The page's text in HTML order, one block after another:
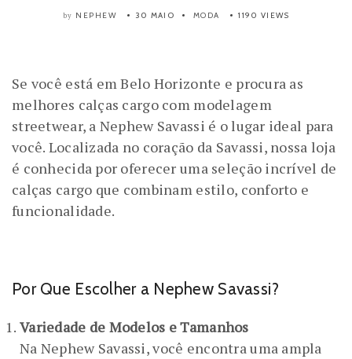
by NEPHEW 30 MAIO MODA 1190 VIEWS
Se você está em Belo Horizonte e procura as
melhores calças cargo com modelagem
streetwear, a Nephew Savassi é o lugar ideal para
você. Localizada no coração da Savassi, nossa loja
é conhecida por oferecer uma seleção incrível de
calças cargo que combinam estilo, conforto e
funcionalidade.
Por Que Escolher a Nephew Savassi?
Variedade de Modelos e Tamanhos
Na Nephew Savassi, você encontra uma ampla